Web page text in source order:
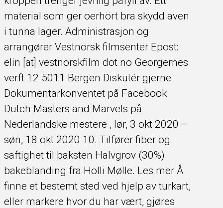
material som ger oerhört bra skydd även
i tunna lager. Administrasjon og
arrangører Vestnorsk filmsenter Epost:
elin [at] vestnorskfilm dot no Georgernes
verft 12 5011 Bergen Diskutér gjerne
Dokumentarkonventet på Facebook
Dutch Masters and Marvels på
Nederlandske mestere , lør, 3 okt 2020 –
søn, 18 okt 2020 10. Tilfører fiber og
saftighet til baksten Halvgrov (30%)
bakeblanding fra Holli Mølle. Les mer Å
finne et bestemt sted ved hjelp av turkart,
eller markere hvor du har vært, gjøres